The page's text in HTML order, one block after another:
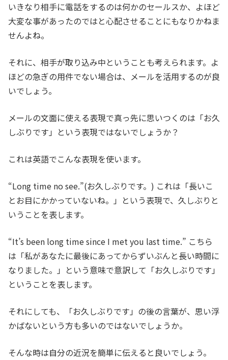
いきなり相手に電話をするのは何かのセールスか、よほど
大変な事があったのではと心配させることにもなりかねま
せんよね。
それに、相手が取り込み中ということも考えられます。よ
ほどの急ぎの用件でない場合は、メールを活用するのが良
いでしょう。
メールの文面に使える表現で真っ先に思いつくのは「お久
しぶりです」という表現ではないでしょうか？
これは英語でこんな表現を使います。
“Long time no see.”(お久しぶりです。) これは「長いこ
とお目にかかっていないね。」という表現で、久しぶりと
いうことを表します。
“It’s been long time since I met you last time.” こちら
は「私があなたに最後にあってからずいぶんと長い時間に
なりました。」という意味で意訳して「お久しぶりです」
ということを表します。
それにしても、「お久しぶりです」の後の言葉が、思い浮
かばないという方も多いのではないでしょうか。
そんな時は自分の近況を簡単に伝えると良いでしょう。